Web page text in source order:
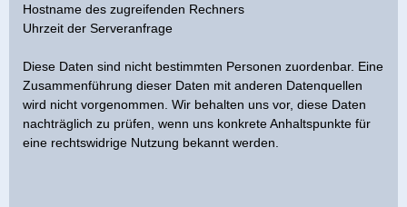
Hostname des zugreifenden Rechners
Uhrzeit der Serveranfrage
Diese Daten sind nicht bestimmten Personen zuordenbar. Eine
Zusammenführung dieser Daten mit anderen Datenquellen
wird nicht vorgenommen. Wir behalten uns vor, diese Daten
nachträglich zu prüfen, wenn uns konkrete Anhaltspunkte für
eine rechtswidrige Nutzung bekannt werden.